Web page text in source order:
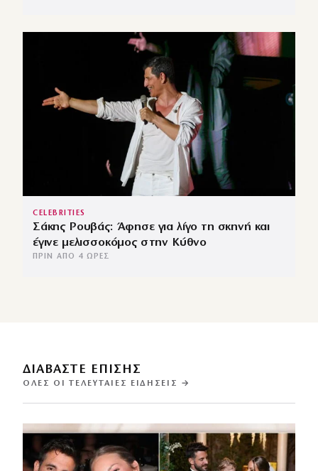
CELEBRITIES
Σάκης Ρουβάς: Άφησε για λίγο τη σκηνή και
έγινε μελισσοκόμος στην Κύθνο
ΠΡΙΝ ΑΠΌ 4 ΏΡΕΣ
ΔΙΑΒΑΣΤΕ ΕΠΙΣΗΣ
ΌΛΕΣ ΟΙ ΤΕΛΕΥΤΑΊΕΣ ΕΙΔΉΣΕΙΣ →